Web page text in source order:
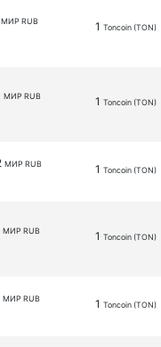
МИР RUB
1 Toncoin (TON)
МИР RUB
1 Toncoin (TON)
МИР RUB
1 Toncoin (TON)
МИР RUB
1 Toncoin (TON)
МИР RUB
1 Toncoin (TON)